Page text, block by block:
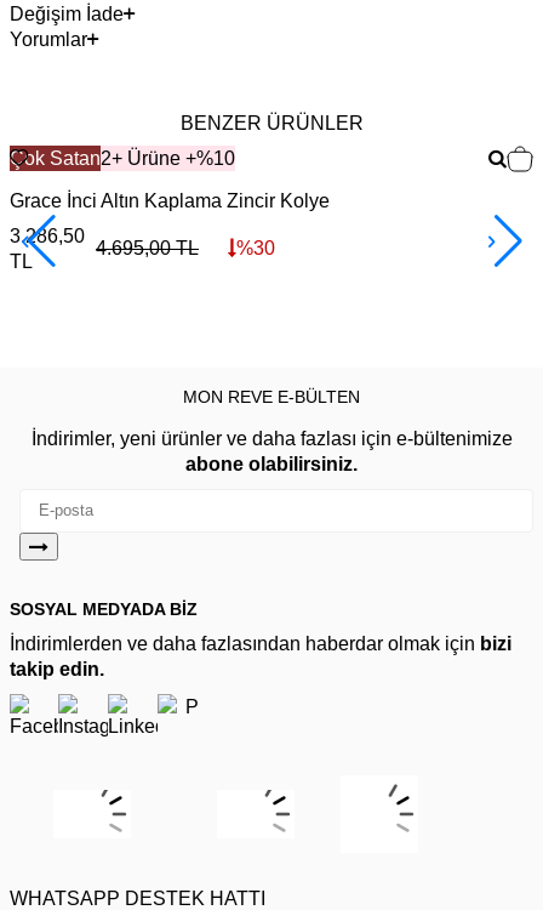
Değişim İade
Yorumlar
BENZER ÜRÜNLER
Çok Satan2+ Ürüne +%10
Grace İnci Altın Kaplama Zincir Kolye
3.286,50
TL
4.695,00TL %30
MON REVE E-BÜLTEN
İndirimler, yeni ürünler ve daha fazlası için e-bültenimize
abone olabilirsiniz.
SOSYAL MEDYADA BİZ
İndirimlerden ve daha fazlasından haberdar olmak için bizi
takip edin.
WHATSAPP DESTEK HATTI